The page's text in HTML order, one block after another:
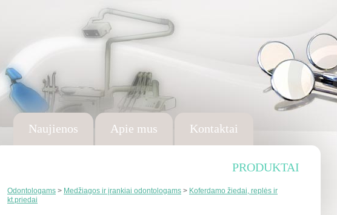
Naujienos Apie mus Kontaktai
PRODUKTAI
Odontologams > Medžiagos ir įrankiai odontologams > Koferdamo žiedai, replės ir
kt.priedai